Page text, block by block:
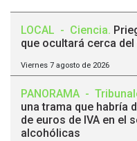
LOCAL - Ciencia.
que ocultará cerca
Viernes 7 agosto de 2026
PANORAMA -
una trama que habría
de euros de IVA en el
alcohólicas